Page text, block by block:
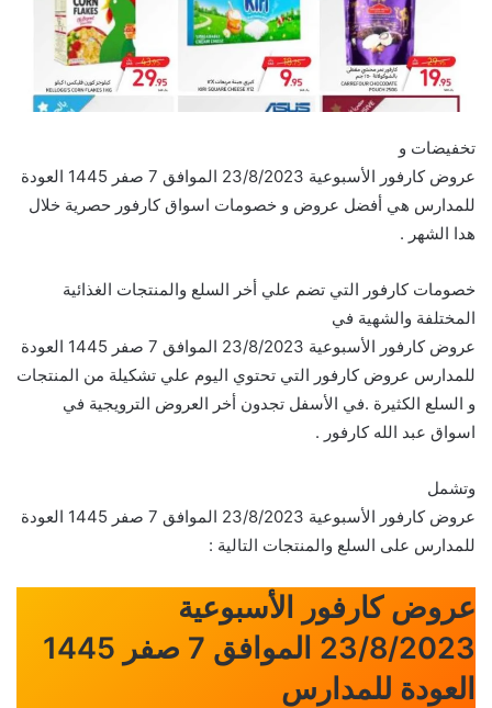
تخفيضات و
عروض كارفور الأسبوعية 23/8/2023 الموافق 7 صفر 1445 العودة
للمدارس هي أفضل عروض و خصومات اسواق كارفور حصرية خلال
هدا الشهر .
خصومات كارفور التي تضم علي أخر السلع والمنتجات الغذائية
المختلفة والشهية في
عروض كارفور الأسبوعية 23/8/2023 الموافق 7 صفر 1445 العودة
للمدارس عروض كارفور التي تحتوي اليوم علي تشكيلة من المنتجات
و السلع الكثيرة .في الأسفل تجدون أخر العروض الترويجية في
اسواق عبد الله كارفور .
وتشمل
عروض كارفور الأسبوعية 23/8/2023 الموافق 7 صفر 1445 العودة
للمدارس على السلع والمنتجات التالية :
عروض كارفور الأسبوعية
23/8/2023 الموافق 7 صفر 1445
العودة للمدارس